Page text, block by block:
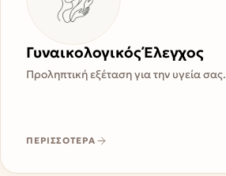
Γυναικολογικός Έλεγχος
Προληπτική εξέταση για την υγεία σας.
ΠΕΡΙΣΣΟΤΕΡΑ